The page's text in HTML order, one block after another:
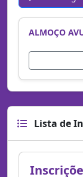
ALMOÇO
Lista de